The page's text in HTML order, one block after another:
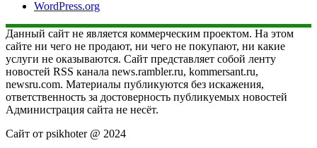
WordPress.org
Данный сайт не является коммерческим проектом. На этом
сайте ни чего не продают, ни чего не покупают, ни какие
услуги не оказываются. Сайт представляет собой ленту
новостей RSS канала news.rambler.ru, kommersant.ru,
newsru.com. Материалы публикуются без искажения,
ответственность за достоверность публикуемых новостей
Администрация сайта не несёт.
Сайт от psikhoter @ 2024